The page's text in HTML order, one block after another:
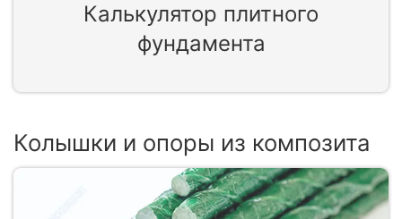
Калькулятор плитного
фундамента
Колышки и опоры из композита